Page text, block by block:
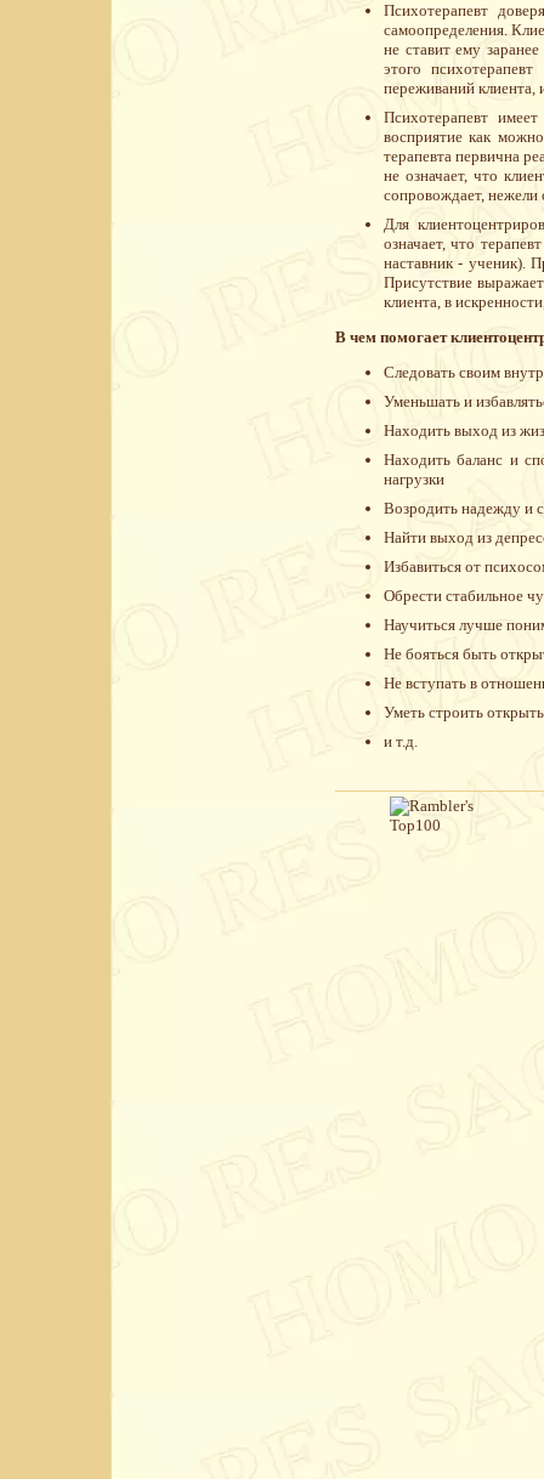
Психотерапевт
самоопределения.
не ставит ему
этого
переживаний клиента,
Психотерапевт
восприятие как
терапевта первична
не означает, что
сопровождает, нежели
Для
означает, что
наставник - ученик).
Присутствие
клиента, в
В чем помогает
Следовать своим
Уменьшать и
Находить выход из
Находить баланс и
нагрузки
Возродить надежду и
Найти выход из
Избавиться от
Обрести стабильное
Научиться лучше
Не бояться быть
Не вступать в
Уметь строить
и т.д.